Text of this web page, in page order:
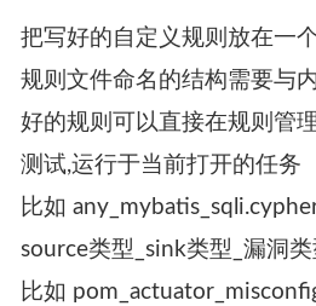
把写好的自定义规则放在一
规则文件命名的结构需要与
好的规则可以直接在规则管
测试,运行于当前打开的任务
比如
source类型_sink类型_漏洞
比如